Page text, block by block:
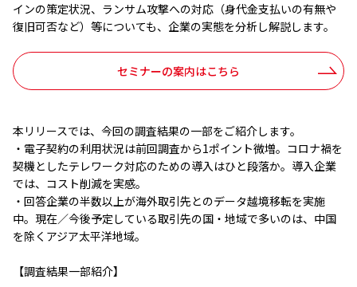
インの策定状況、ランサム攻撃への対応（身代金支払いの有無や
復旧可否など）等についても、企業の実態を分析し解説します。
セミナーの案内はこちら
本リリースでは、今回の調査結果の一部をご紹介します。
・電子契約の利用状況は前回調査から1ポイント微増。コロナ禍を
契機としたテレワーク対応のための導入はひと段落か。導入企業
では、コスト削減を実感。
・回答企業の半数以上が海外取引先とのデータ越境移転を実施
中。現在／今後予定している取引先の国・地域で多いのは、中国
を除くアジア太平洋地域。
【調査結果一部紹介】